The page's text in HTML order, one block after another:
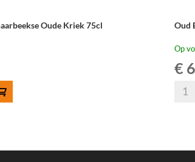
Oude Kriek 75cl Oud
Op
€
Oud